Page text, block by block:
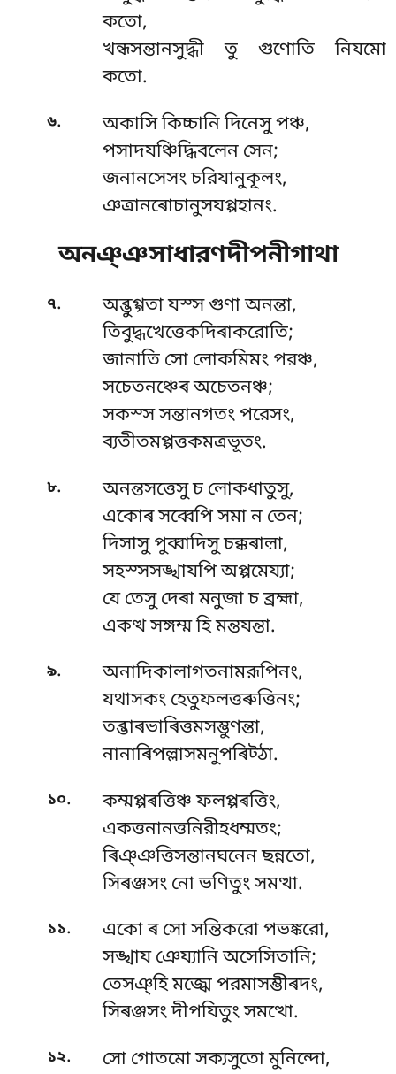
কতো,
খন্ধসন্তানসুদ্ধী তু গুণোতি নিযমো
কতো.
৬.
অকাসি কিচ্চানি দিনেসু পঞ্চ,
পসাদযঞ্চিদ্ধিবলেন সেন;
জনানসেসং চরিযানুকূলং,
ঞত্ৰানৰোচানুসযপ্পহানং.
অনঞ্ঞসাধারণদীপনীগাথা
৭.
অব্ভুগ্গতা যস্স গুণা অনন্তা,
তিবুদ্ধখেত্তেকদিৰাকরোতি;
জানাতি সো লোকমিমং পরঞ্চ,
সচেতনঞ্চেৰ অচেতনঞ্চ;
সকস্স সন্তানগতং পরেসং,
ব্যতীতমপ্পত্তকমত্রভূতং.
৮.
অনন্তসত্তেসু চ লোকধাতুসু,
একোৰ সব্বেপি সমা ন তেন;
দিসাসু পুব্বাদিসু চক্কৰাল়া,
সহস্সসঙ্খাযপি অপ্পমেয্যা;
যে তেসু দেৰা মনুজা চ ব্রহ্মা,
একত্থ সঙ্গম্ম হি মন্তযন্তা.
৯.
অনাদিকালাগতনামরূপিনং,
যথাসকং হেতুফলত্তৰুত্তিনং;
তব্ভাৰভাৰিত্তমসম্ভুণন্তা,
নানাৰিপল্লাসমনুপৰিট্ঠা.
১০.
কম্মপ্পৰত্তিঞ্চ ফলপ্পৰত্তিং,
একত্তনানত্তনিরীহধম্মতং;
ৰিঞ্ঞত্তিসন্তানঘনেন ছন্নতো,
সিৰঞ্জসং নো ভণিতুং সমত্থা.
১১.
একো ৰ সো সন্তিকরো পভঙ্করো,
সঙ্খায ঞেয্যানি অসেসিতানি;
তেসঞ্হি মজ্ঝে পরমাসম্ভীৰদং,
সিৰঞ্জসং দীপযিতুং সমত্থো.
১২.
সো গোতমো সক্যসুতো মুনিন্দো,